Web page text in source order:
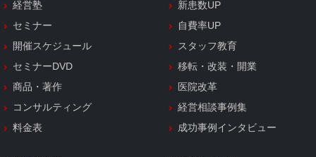
経営塾
セミナー
開催スケジュール
セミナーDVD
商品・著作
コンサルティング
料金表
新患数UP
自費率UP
スタッフ教育
移転・改装・開業
医院改革
経営相談事例集
成功事例インタビュー